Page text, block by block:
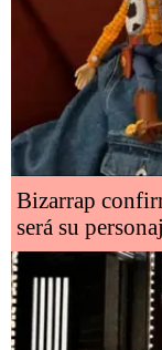
Bizarrap
será su